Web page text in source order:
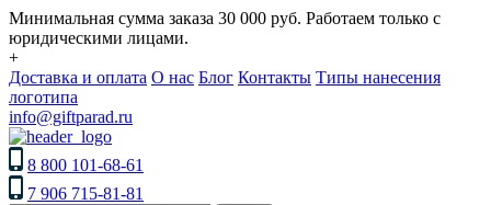
Минимальная сумма заказа 30 000 руб. Работаем только с
юридическими лицами.
+
Доставка и оплата О нас Блог Контакты Типы нанесения
логотипа
info@giftparad.ru
8 800 101-68-61
7 906 715-81-81